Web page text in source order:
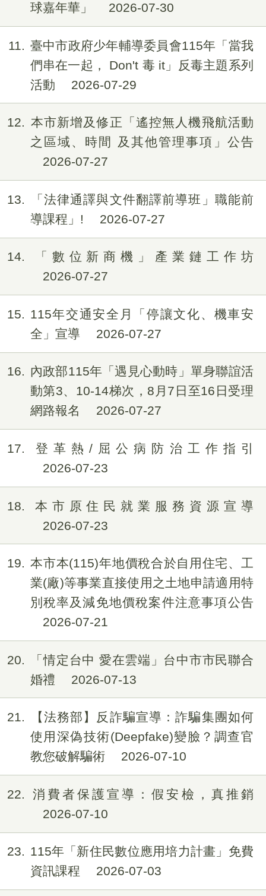
球嘉年華」
2026-07-30
11
臺中市政府少年輔導委員會115年「當我
們串在一起， Don't 毒 it」反毒主題系列
活動
2026-07-29
12
本市新增及修正「遙控無人機飛航活動
之區域、時間 及其他管理事項」公告
2026-07-27
13
「法律通譯與文件翻譯前導班」職能前
導課程」!
2026-07-27
14
「數位新商機」產業鏈工作坊
2026-07-27
15
115年交通安全月「停讓文化、機車安
全」宣導
2026-07-27
16
內政部115年「遇見心動時」單身聯誼活
動第3、10-14梯次，8月7日至16日受理
網路報名
2026-07-27
17
登革熱/屈公病防治工作指引
2026-07-23
18
本市原住民就業服務資源宣導
2026-07-23
19
本市本(115)年地價稅合於自用住宅、工
業(廠)等事業直接使用之土地申請適用特
別稅率及減免地價稅案件注意事項公告
2026-07-21
20
「情定台中 愛在雲端」台中市市民聯合
婚禮
2026-07-13
21
【法務部】反詐騙宣導：詐騙集團如何
使用深偽技術(Deepfake)變臉？調查官
教您破解騙術
2026-07-10
22
消費者保護宣導：假安檢，真推銷
2026-07-10
23
115年「新住民數位應用培力計畫」免費
資訊課程
2026-07-03